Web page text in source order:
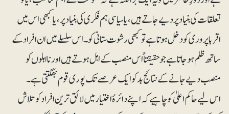
تعلقات کی بنیاد پر دیے جاتے ہیں، یا سیاسی ہم فکری کی بنیاد پر، یا کبھی اس میں
اقربا پروری کو دخل ہوتا ہے تو کبھی رشوت ستانی کو۔ اس سلسلے میں ان افراد کے
ساتھ ظلم ہوجاتا ہے جو حقیقتاً اس منصب کے اہل ہوتے ہیں اور نااہلوں کو
منصب دیے جانے کے نتائج بد کو ایک عرصے تک پوری قوم بھگتتی ہے۔
اس لیے حاکم اعلیٰ کو چاہیے کہ اپنے دائرۂ اختیار میں لائق ترین افراد کو تلاش